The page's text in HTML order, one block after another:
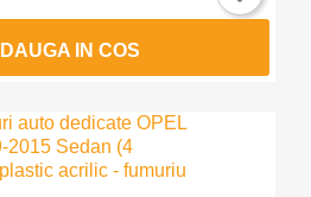
IN COS